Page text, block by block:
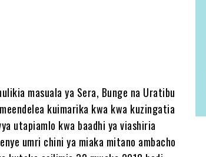
masuala ya Sera, Bunge na Uratibu
kuimarika kwa kwa kuzingatia
utapiamlo kwa baadhi ya viashiria
umri chini ya miaka mitano ambacho